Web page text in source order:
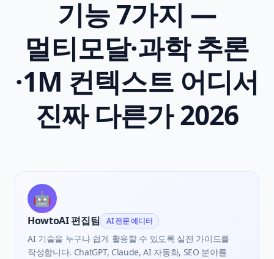
기능 7가지 —
멀티모달·과학 추론
·1M 컨텍스트 어디서
진짜 다른가 2026
🤖
HowtoAI 편집팀 AI 전문 에디터
AI 기술을 누구나 쉽게 활용할 수 있도록 실전 가이드를
작성합니다. ChatGPT, Claude, AI 자동화, SEO 분야를